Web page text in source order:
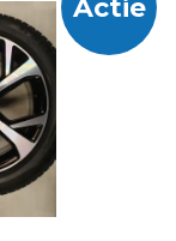
Actie